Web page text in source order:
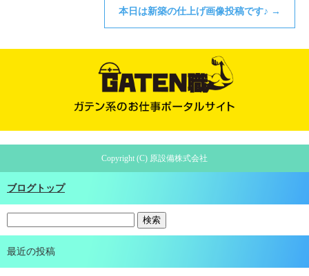
本日は新築の仕上げ画像投稿です♪ →
Copyright (C) 原設備株式会社
ブログトップ
最近の投稿